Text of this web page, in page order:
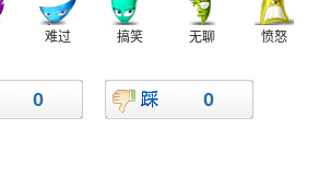
难过 搞笑 无聊 愤怒
0 0